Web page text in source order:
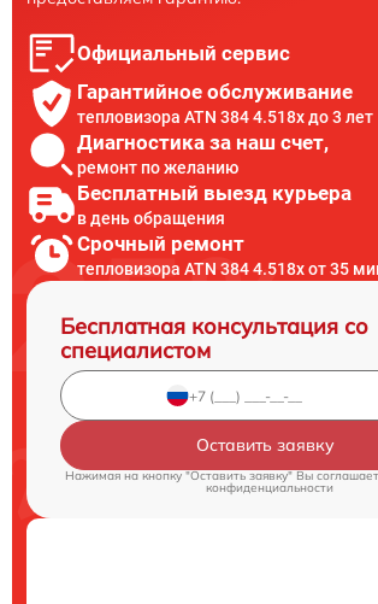
Официальный сервис
Гарантийное обслуживание
тепловизора ATN 384 4.518x до 3 лет
Диагностика за наш счет,
ремонт по желанию
Бесплатный выезд курьера
в день обращения
Срочный ремонт
тепловизора ATN 384 4.518x от 35
Бесплатная консультация со
специалистом
Оставить заявку
Нажимая на кнопку "Оставить заявку" Вы
конфиденциальности